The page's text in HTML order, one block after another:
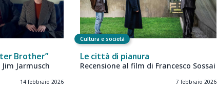
Brother”
Jarmusch
14 febbraio 2026
Cultura e società
Le città di pianura
Recensione al film di Francesco Sossai
7 febbraio 2026